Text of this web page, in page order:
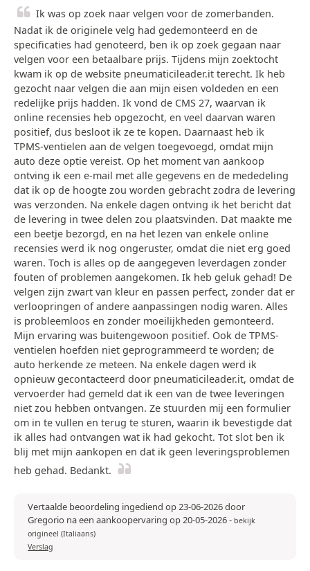
Ik was op zoek naar velgen voor de zomerbanden.
Nadat ik de originele velg had gedemonteerd en de
specificaties had genoteerd, ben ik op zoek gegaan naar
velgen voor een betaalbare prijs. Tijdens mijn zoektocht
kwam ik op de website pneumaticileader.it terecht. Ik heb
gezocht naar velgen die aan mijn eisen voldeden en een
redelijke prijs hadden. Ik vond de CMS 27, waarvan ik
online recensies heb opgezocht, en veel daarvan waren
positief, dus besloot ik ze te kopen. Daarnaast heb ik
TPMS-ventielen aan de velgen toegevoegd, omdat mijn
auto deze optie vereist. Op het moment van aankoop
ontving ik een e-mail met alle gegevens en de mededeling
dat ik op de hoogte zou worden gebracht zodra de levering
was verzonden. Na enkele dagen ontving ik het bericht dat
de levering in twee delen zou plaatsvinden. Dat maakte me
een beetje bezorgd, en na het lezen van enkele online
recensies werd ik nog ongeruster, omdat die niet erg goed
waren. Toch is alles op de aangegeven leverdagen zonder
fouten of problemen aangekomen. Ik heb geluk gehad! De
velgen zijn zwart van kleur en passen perfect, zonder dat er
verloopringen of andere aanpassingen nodig waren. Alles
is probleemloos en zonder moeilijkheden gemonteerd.
Mijn ervaring was buitengewoon positief. Ook de TPMS-
ventielen hoefden niet geprogrammeerd te worden; de
auto herkende ze meteen. Na enkele dagen werd ik
opnieuw gecontacteerd door pneumaticileader.it, omdat de
vervoerder had gemeld dat ik een van de twee leveringen
niet zou hebben ontvangen. Ze stuurden mij een formulier
om in te vullen en terug te sturen, waarin ik bevestigde dat
ik alles had ontvangen wat ik had gekocht. Tot slot ben ik
blij met mijn aankopen en dat ik geen leveringsproblemen
heb gehad. Bedankt.
Vertaalde beoordeling ingediend op 23-06-2026 door
Gregorio na een aankoopervaring op 20-05-2026- bekijk
origineel (Italiaans)
Verslag